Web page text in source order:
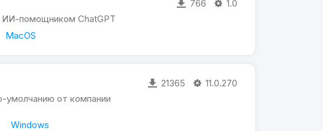
ИИ-помощником ChatGPT
MacOS
766 1.0
умолчанию от компании
Windows
21365 11.0.270